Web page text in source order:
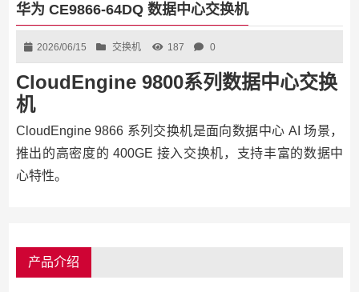
华为 CE9866-64DQ 数据中心交换机
2026/06/15 交换机 187 0
CloudEngine 9800系列数据中心交换
机
CloudEngine 9866 系列交换机是面向数据中心 AI 场景，
推出的高密度的 400GE 接入交换机，支持丰富的数据中
心特性。
产品介绍